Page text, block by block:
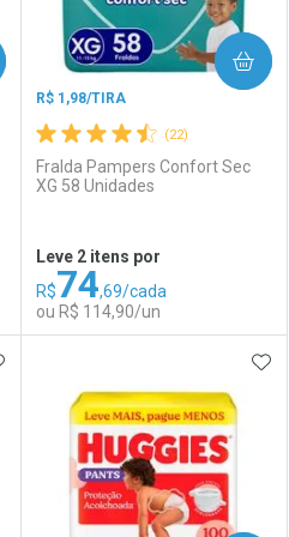
Comprar sem Desconto
Por R$ 31,99/cada
Comprar sem Desconto
Por R$ 31,99/cada
(22)
R$ 1,98/TIRA
Fralda Pampers Confort Sec
XG 58 Unidades
Leve 2 itens por
R$74,69/cada
ou R$ 114,90/un
COMPRAR
Laboratório
Por Menos
AOS FAVORITOS